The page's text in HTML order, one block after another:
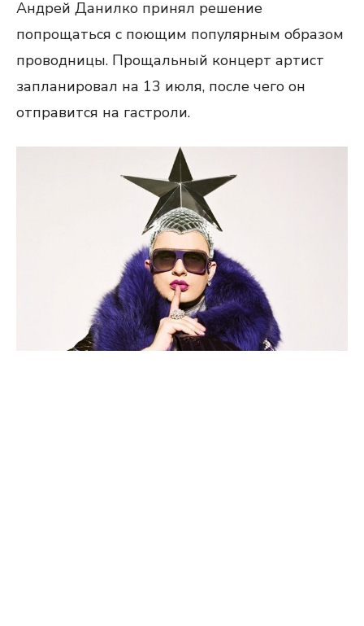
Андрей Данилко принял решение
попрощаться с поющим популярным образом
проводницы. Прощальный концерт артист
запланировал на 13 июля, после чего он
отправится на гастроли.